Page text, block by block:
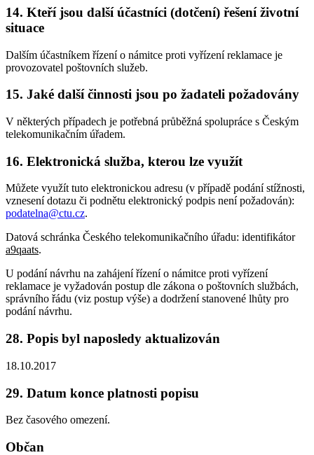
14. Kteří jsou další účastníci (dotčení) řešení životní
situace
Dalším účastníkem řízení o námitce proti vyřízení reklamace je
provozovatel poštovních služeb.
15. Jaké další činnosti jsou po žadateli požadovány
V některých případech je potřebná průběžná spolupráce s Českým
telekomunikačním úřadem.
16. Elektronická služba, kterou lze využít
Můžete využít tuto elektronickou adresu (v případě podání stížnosti,
vznesení dotazu či podnětu elektronický podpis není požadován):
podatelna@ctu.cz.
Datová schránka Českého telekomunikačního úřadu: identifikátor
a9qaats.
U podání návrhu na zahájení řízení o námitce proti vyřízení
reklamace je vyžadován postup dle zákona o poštovních službách,
správního řádu (viz postup výše) a dodržení stanovené lhůty pro
podání návrhu.
28. Popis byl naposledy aktualizován
18.10.2017
29. Datum konce platnosti popisu
Bez časového omezení.
Občan